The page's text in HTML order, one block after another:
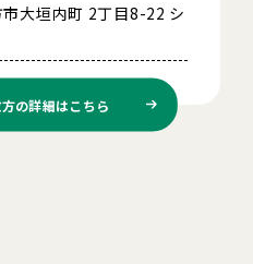
大垣内町 2丁目8-22 シ
の詳細はこちら